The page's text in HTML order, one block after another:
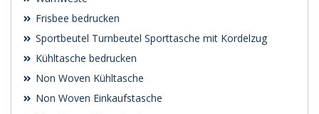
Frisbee bedrucken
Sportbeutel Turnbeutel Sporttasche mit Kordelzug
Kühltasche bedrucken
Non Woven Kühltasche
Non Woven Einkaufstasche